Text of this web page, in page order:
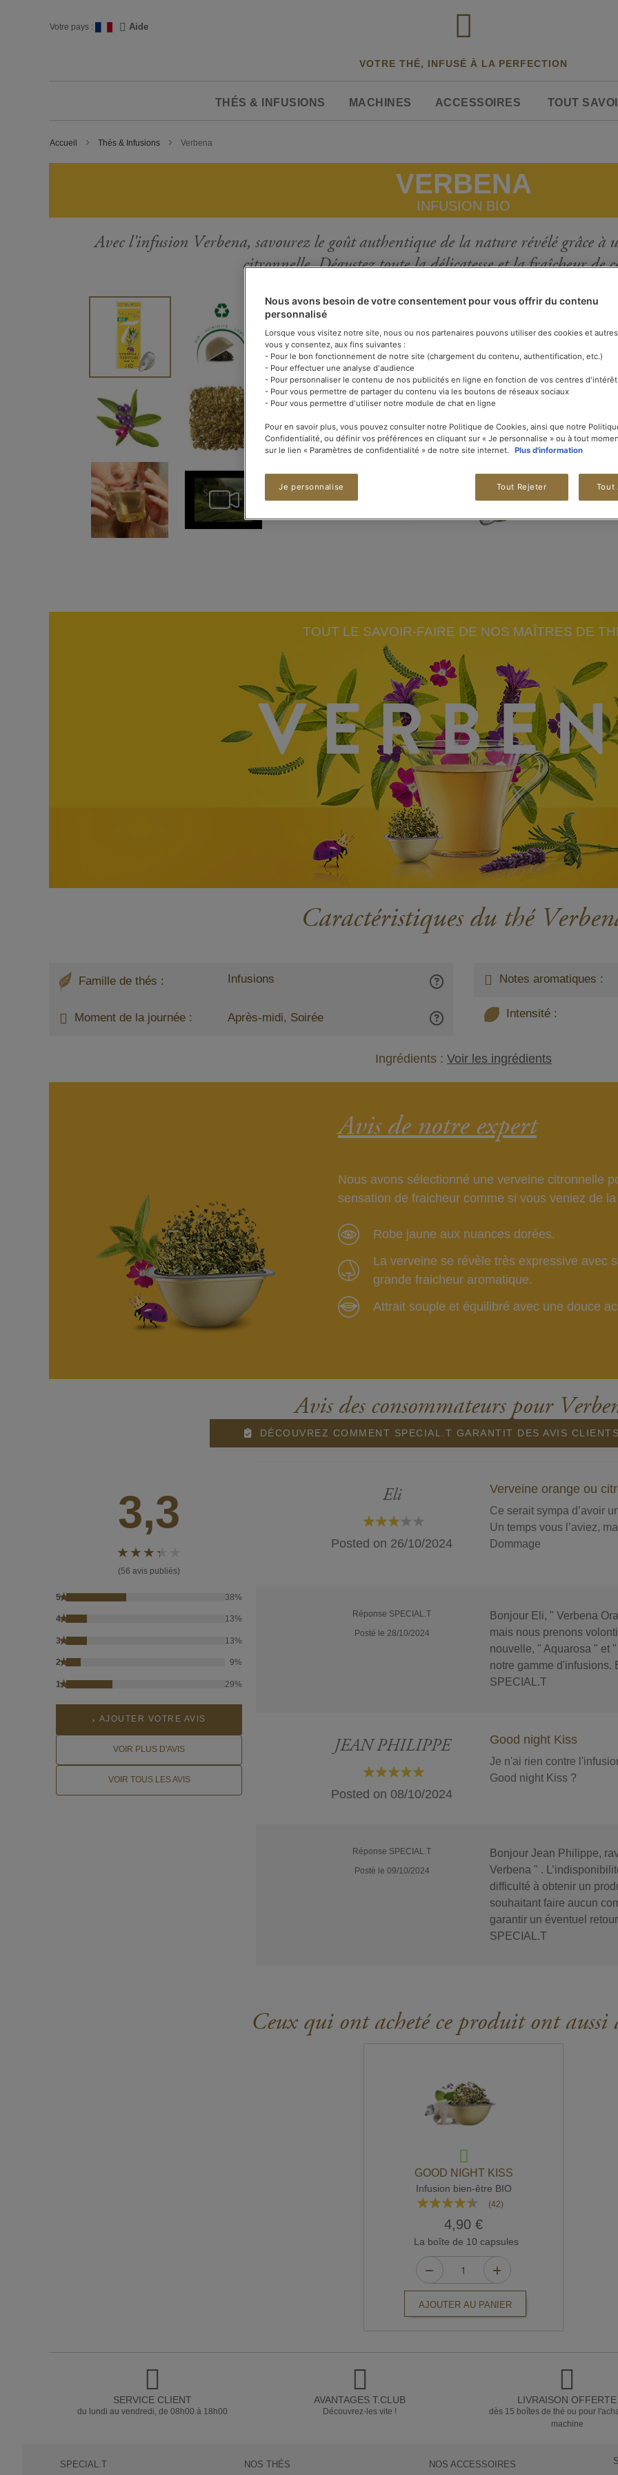
Votre pays : Langue Aide
VOTRE THÉ, INFUSÉ À LA PERFECTION
THÉS & INFUSIONS MACHINES ACCESSOIRES TOUT
Accueil Thés & Infusions Verbena
VERBENA
INFUSION BIO
Avec l'infusion Verbena, savourez le goût authentique de la nature révélé grâce à
citronnelle. Dégustez toute la délicatesse et la fraîcheur de
TOUT LE SAVOIR-FAIRE DE NOS MAÎTRES DE
Caractéristiques du thé
Famille de thés : Infusions
Moment de la journée : Après-midi, Soirée
Notes aromatiques :
Intensité :
Ingrédients : Voir les ingrédients
Avis de notre expert
Nous avons sélectionné une verveine citronnelle
sensation de fraicheur comme si vous veniez de
Robe jaune aux nuances dorées.
La verveine se révèle très expressive avec
grande fraicheur aromatique.
Attrait souple et équilibré avec une douce
Avis des consommateurs pour
DÉCOUVREZ COMMENT SPECIAL.T GARANTIT DES AVIS
3,3
(56 avis publiés)
5★ 38%
4★ 13%
3★ 13%
2★ 9%
1★ 29%
AJOUTER VOTRE AVIS
VOIR PLUS D'AVIS
VOIR TOUS LES AVIS
Eli
Posted on 26/10/2024
Verveine orange ou
Ce serait sympa d’avoir
Un temps vous l’aviez,
Dommage
Réponse SPECIAL.T
Posté le 28/10/2024
Bonjour Eli, " Verbena
mais nous prenons
nouvelle, " Aquarosa " et
notre gamme d'infusions.
SPECIAL.T
JEAN PHILIPPE
100%
Posted on 08/10/2024
Good night Kiss
Je n'ai rien contre
Good night Kiss ?
Réponse SPECIAL.T
Posté le 09/10/2024
Bonjour Jean Philippe,
Verbena " .
difficulté à obtenir un
souhaitant faire aucun
garantir un éventuel
SPECIAL.T
Ceux qui ont acheté ce produit ont aussi
GOOD NIGHT KISS
Infusion bien-être BIO
Rating:
(42)
4,90 €
La boîte de 10 capsules
AJOUTER AU PANIER
SERVICE CLIENT
du lundi au vendredi, de 08h00 à 18h00
AVANTAGES T.CLUB
Découvrez-les vite !
LIVRAISON OFFERTE
dès 15 boîtes de thé ou pour
machine
SPECIAL.T NOS THÉS NOS ACCESSOIRES
Nous avons besoin de votre consentement pour vous offrir du contenu
personnalisé
Lorsque vous visitez notre site, nous ou nos partenaires pouvons utiliser des cookies et
vous y consentez, aux fins suivantes :
- Pour le bon fonctionnement de notre site (chargement du contenu, authentification, etc.)
- Pour effectuer une analyse d'audience
- Pour personnaliser le contenu de nos publicités en ligne en fonction de vos centres d'intérêt
- Pour vous permettre de partager du contenu via les boutons de réseaux sociaux
- Pour vous permettre d'utiliser notre module de chat en ligne
Pour en savoir plus, vous pouvez consulter notre Politique de Cookies, ainsi que notre
Confidentialité, ou définir vos préférences en cliquant sur « Je personnalise » ou à tout
sur le lien « Paramètres de confidentialité » de notre site internet.
Plus d'information
Je personnalise Tout Rejeter Tout